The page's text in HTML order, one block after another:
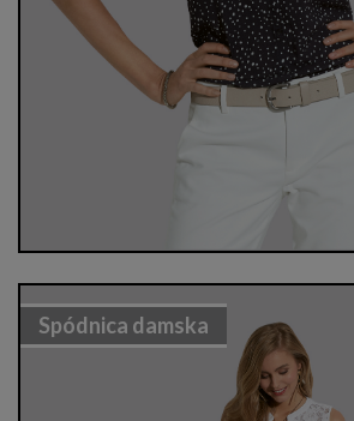
Spódnica damska